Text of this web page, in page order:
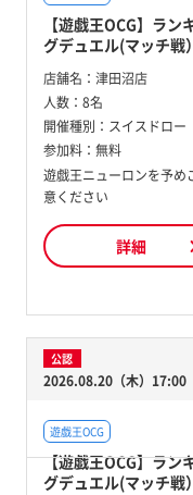
【遊戯王OCG】ラン
グデュエル(マッチ戦）
店舗名： 津田沼店
人数： 8名
開催種別： スイスドロー
参加料： 無料
遊戯王ニューロンを予め
意ください
詳細
公認
2026.08.20（木）17:00
遊戯王OCG
【遊戯王OCG】ラン
グデュエル(マッチ戦）